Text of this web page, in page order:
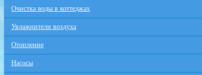
Очистка воды в коттеджах
Увлажнители воздуха
Отопление
Насосы